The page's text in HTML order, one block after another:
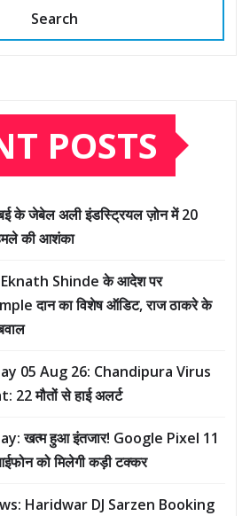
Search
POSTS
के जेबेल अली इंडस्ट्रियल ज़ोन में 20
की आशंका
Eknath Shinde के आदेश पर
दान का विशेष ऑडिट, राज ठाकरे के
05 Aug 26: Chandipura Virus
मौतों से हाई अलर्ट
खत्म हुआ इंतजार! Google Pixel 11
को मिलेगी कड़ी टक्कर
Haridwar DJ Sarzen Booking